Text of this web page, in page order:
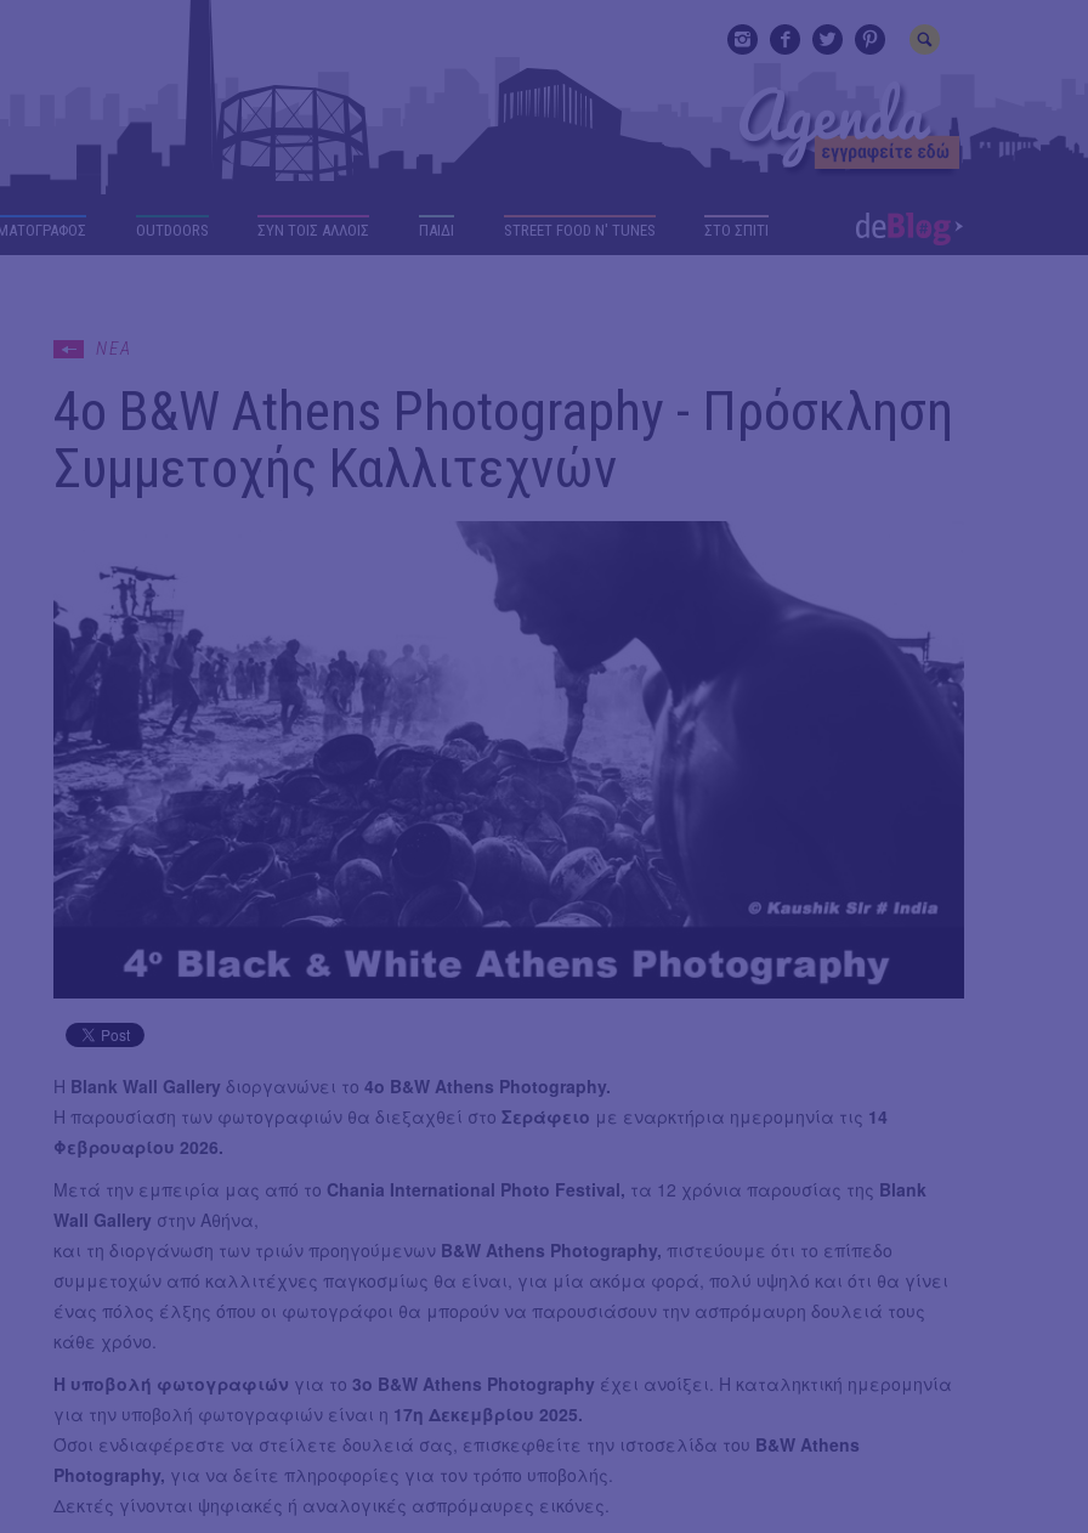
OUTDΟORS ΣΥΝ ΤΟΙΣ ΑΛΛΟΙΣ ΠΑΙΔΙ STREET FOOD N' TUNES ΣΤΟ ΣΠΙΤΙ
ΝΕΑ
4ο B&W Athens Photography - Πρόσκληση
Συμμετοχής Καλλιτεχνών
Η Blank Wall Gallery διοργανώνει το 4o B&W Athens Photography.
Η παρουσίαση των φωτογραφιών θα διεξαχθεί στο Σεράφειο με εναρκτήρια ημερομηνία τις 14
Φεβρουαρίου 2026.
Μετά την εμπειρία μας από το Chania International Photo Festival, τα 12 χρόνια παρουσίας της Blank
Wall Gallery στην Αθήνα,
και τη διοργάνωση των τριών προηγούμενων B&W Athens Photography, πιστεύουμε ότι το επίπεδο
συμμετοχών από καλλιτέχνες παγκοσμίως θα είναι, για μία ακόμα φορά, πολύ υψηλό και ότι θα γίνει
ένας πόλος έλξης όπου οι φωτογράφοι θα μπορούν να παρουσιάσουν την ασπρόμαυρη δουλειά τους
κάθε χρόνο.
Η υποβολή φωτογραφιών για το 3o B&W Athens Photography έχει ανοίξει. Η καταληκτική ημερομηνία
για την υποβολή φωτογραφιών είναι η 17η Δεκεμβρίου 2025.
Όσοι ενδιαφέρεστε να στείλετε δουλειά σας, επισκεφθείτε την ιστοσελίδα του B&W Athens
Photography, για να δείτε πληροφορίες για τον τρόπο υποβολής.
Δεκτές γίνονται ψηφιακές ή αναλογικές ασπρόμαυρες εικόνες.